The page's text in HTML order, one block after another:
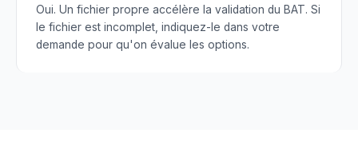
Oui. Un fichier propre accélère la validation du BAT. Si
le fichier est incomplet, indiquez-le dans votre
demande pour qu'on évalue les options.